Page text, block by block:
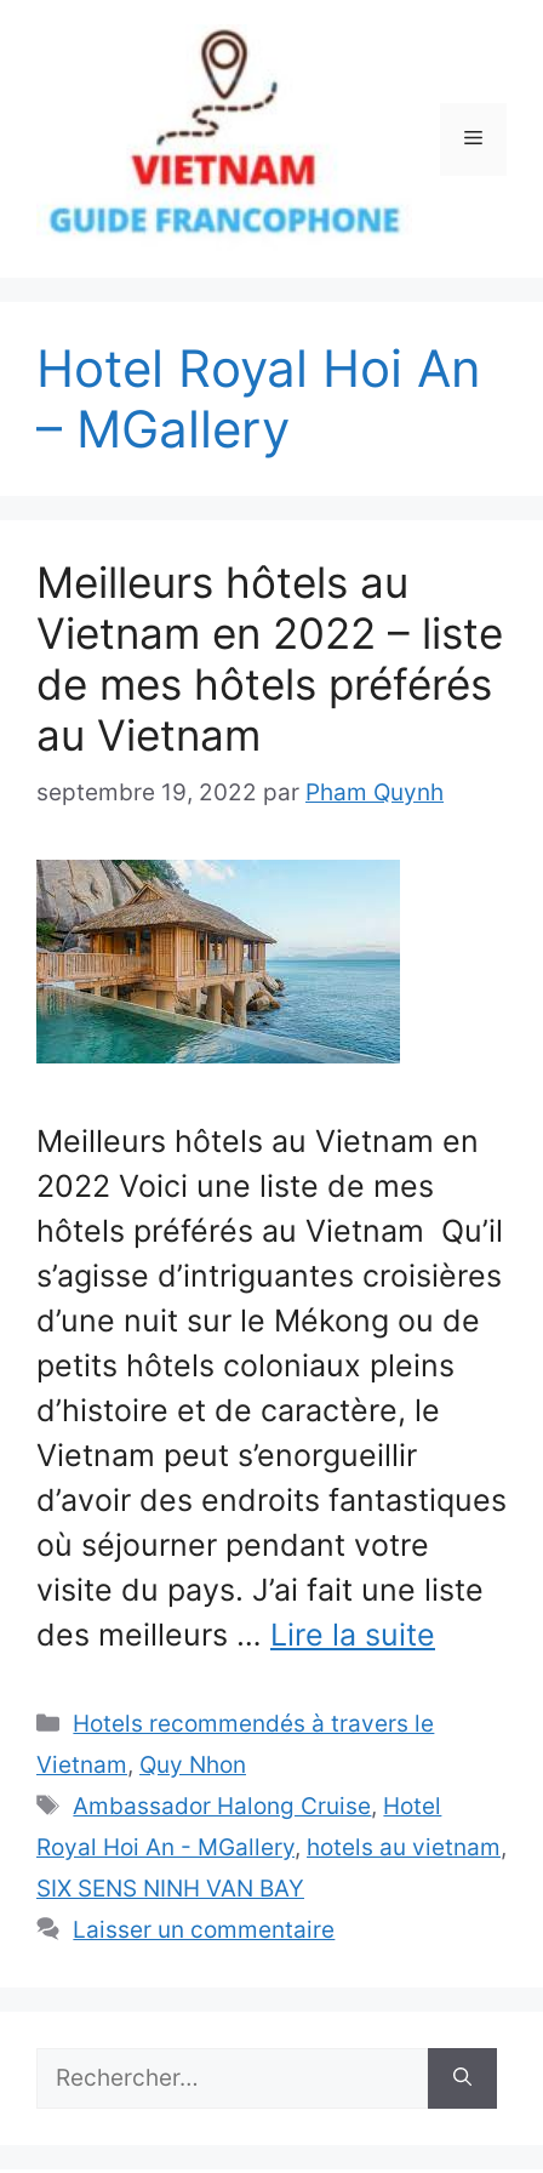
Menu
Hotel Royal Hoi An
– MGallery
Meilleurs hôtels au
Vietnam en 2022 – liste
de mes hôtels préférés
au Vietnam
septembre 19, 2022 par Pham Quynh
Meilleurs hôtels au Vietnam en
2022 Voici une liste de mes
hôtels préférés au Vietnam Qu’il
s’agisse d’intriguantes croisières
d’une nuit sur le Mékong ou de
petits hôtels coloniaux pleins
d’histoire et de caractère, le
Vietnam peut s’enorgueillir
d’avoir des endroits fantastiques
où séjourner pendant votre
visite du pays. J’ai fait une liste
des meilleurs … Lire la suite
Catégories
Hotels recommendés à travers le
Vietnam, Quy Nhon
Étiquettes
Ambassador Halong Cruise, Hotel
Royal Hoi An - MGallery, hotels au vietnam,
SIX SENS NINH VAN BAY
Laisser un commentaire
Rechercher :